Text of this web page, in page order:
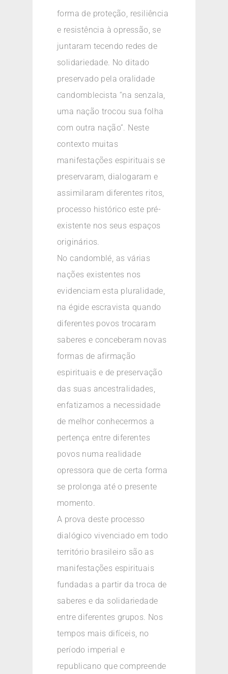
forma de proteção, resiliência
e resistência à opressão, se
juntaram tecendo redes de
solidariedade. No ditado
preservado pela oralidade
candomblecista “na senzala,
uma nação trocou sua folha
com outra nação”. Neste
contexto muitas
manifestações espirituais se
preservaram, dialogaram e
assimilaram diferentes ritos,
processo histórico este pré-
existente nos seus espaços
originários.
No candomblé, as várias
nações existentes nos
evidenciam esta pluralidade,
na égide escravista quando
diferentes povos trocaram
saberes e conceberam novas
formas de afirmação
espirituais e de preservação
das suas ancestralidades,
enfatizamos a necessidade
de melhor conhecermos a
pertença entre diferentes
povos numa realidade
opressora que de certa forma
se prolonga até o presente
momento.
A prova deste processo
dialógico vivenciado em todo
território brasileiro são as
manifestações espirituais
fundadas a partir da troca de
saberes e da solidariedade
entre diferentes grupos. Nos
tempos mais difíceis, no
período imperial e
republicano que compreende